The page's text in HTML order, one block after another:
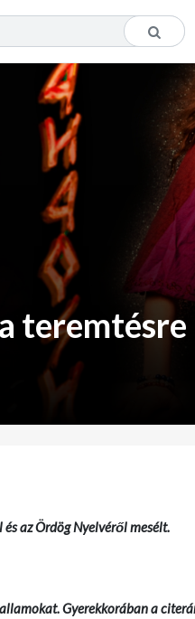
teremtésre
és az Ördög Nyelvéről mesélt.
Gyerekkorában a